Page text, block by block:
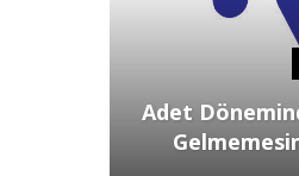
Adet